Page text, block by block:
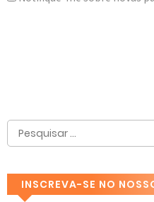
INSCREVA-SE NO